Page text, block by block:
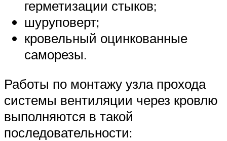
герметизации стыков;
шуруповерт;
кровельный оцинкованные
саморезы.
Работы по монтажу узла прохода
системы вентиляции через кровлю
выполняются в такой
последовательности: